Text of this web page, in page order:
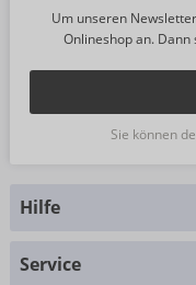
Um unseren
Onlineshop an. Dann
Sie können
Hilfe
Service